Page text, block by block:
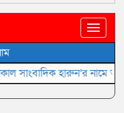
Toggle
হারুন’র নামে